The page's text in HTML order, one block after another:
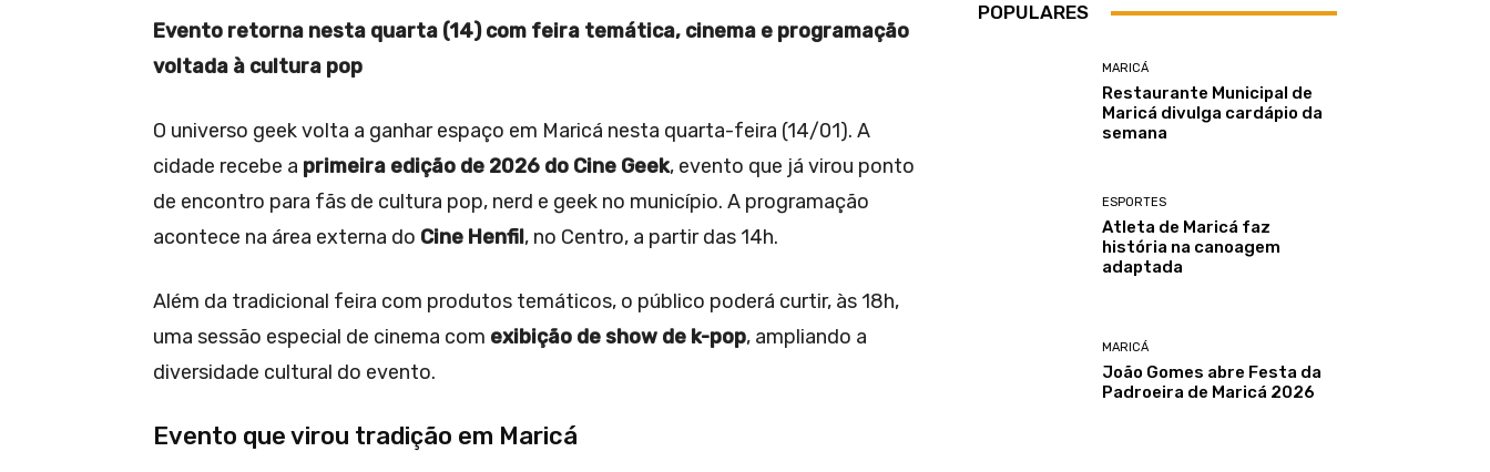
Evento retorna nesta quarta (14) com feira temática, cinema e programação
voltada à cultura pop
O universo geek volta a ganhar espaço em Maricá nesta quarta-feira (14/01). A
cidade recebe a primeira edição de 2026 do Cine Geek, evento que já virou ponto
de encontro para fãs de cultura pop, nerd e geek no município. A programação
acontece na área externa do Cine Henfil, no Centro, a partir das 14h.
Além da tradicional feira com produtos temáticos, o público poderá curtir, às 18h,
uma sessão especial de cinema com exibição de show de k-pop, ampliando a
diversidade cultural do evento.
Evento que virou tradição em Maricá
POPULARES
MARICÁ
Restaurante Municipal de
Maricá divulga cardápio da
semana
ESPORTES
Atleta de Maricá faz
história na canoagem
adaptada
MARICÁ
João Gomes abre Festa da
Padroeira de Maricá 2026